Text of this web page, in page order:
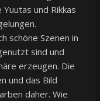
und Rikkas
schöne Szenen in
sind und
erzeugen. Die
und das Bild
daher. Wie